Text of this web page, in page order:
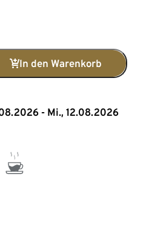
In den Warenkorb
- Mi., 12.08.2026